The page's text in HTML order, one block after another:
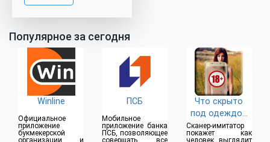
Популярное за сегодня
Winline
Официальное
приложение
букмекерской
организации и
ПСБ
Мобильное
приложение банка
ПСБ, позволяющее
совершать все
Что скрыто
под одеждой
(18+)
Сканер-имитатор
покажет как
человек выглядит